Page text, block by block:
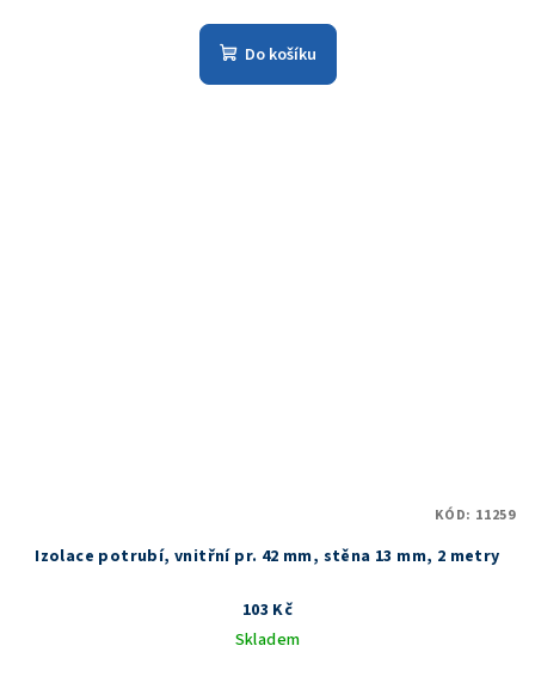
Do košíku
Izolace potrubí, vnitřní pr. 42 mm, stěna 13 mm, 2 metry
103 Kč
Skladem
KÓD: 11259